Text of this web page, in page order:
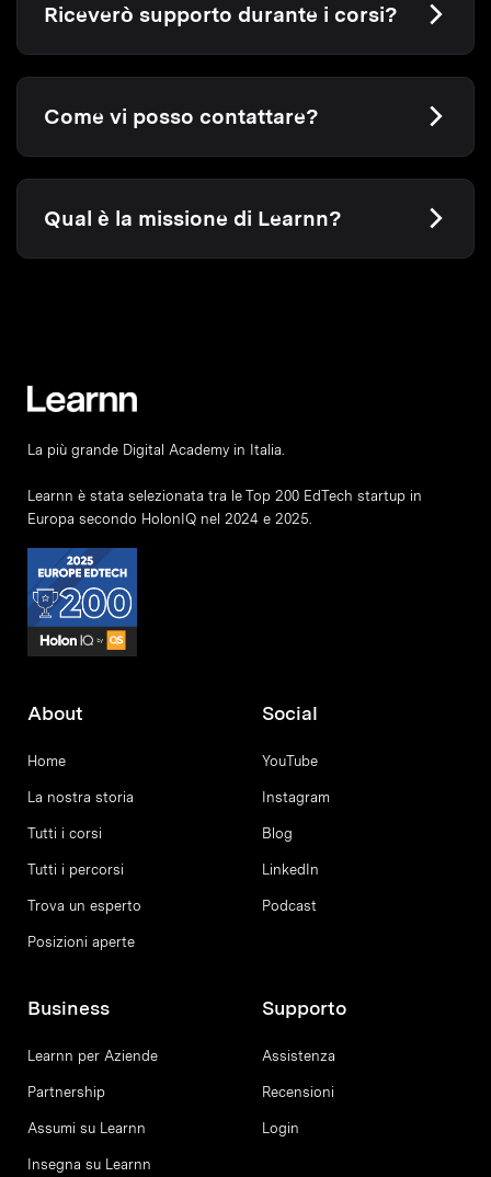
Riceverò supporto durante i corsi?
Come vi posso contattare?
Qual è la missione di Learnn?
La più grande Digital Academy in Italia.
Learnn è stata selezionata tra le Top 200 EdTech startup in
Europa secondo HolonIQ nel 2024 e 2025.
About
Home
La nostra storia
Tutti i corsi
Tutti i percorsi
Trova un esperto
Posizioni aperte
Social
YouTube
Instagram
Blog
LinkedIn
Podcast
Business
Learnn per Aziende
Partnership
Assumi su Learnn
Insegna su Learnn
Supporto
Assistenza
Recensioni
Login